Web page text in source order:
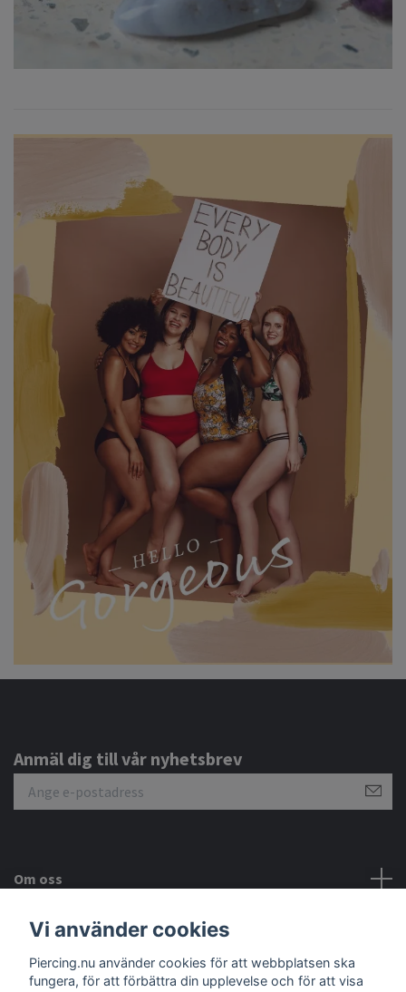
Anmäl dig till vår nyhetsbrev
Om oss
Kundtjänst
Sociala medier
Vi använder cookies
Piercing.nu använder cookies för att webbplatsen ska
fungera, för att förbättra din upplevelse och för att visa